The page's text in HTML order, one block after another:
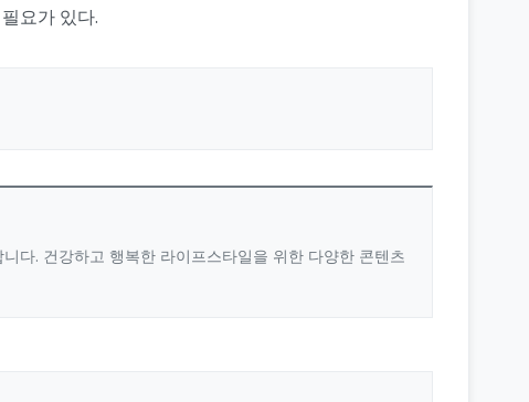
요가 있다.
다. 건강하고 행복한 라이프스타일을 위한 다양한 콘텐츠